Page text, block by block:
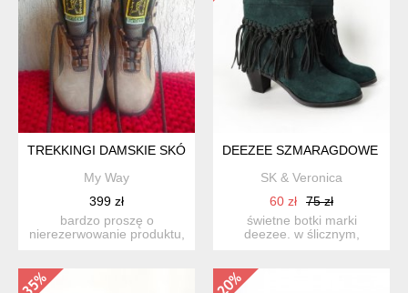
TREKKINGI DAMSKIE SKÓRA 25 CM
My Way
399 zł
bardzo proszę o
nierezerwowanie produktu,
DEEZEE SZMARAGDOWE R.
SK & Veronica
60 zł
75 zł
świetne botki marki
deezee. w ślicznym,